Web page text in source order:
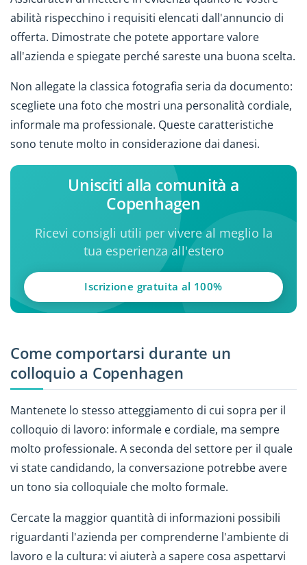
abilità rispecchino i requisiti elencati dall'annuncio di
offerta. Dimostrate che potete apportare valore
all'azienda e spiegate perché sareste una buona scelta.
Non allegate la classica fotografia seria da documento:
scegliete una foto che mostri una personalità cordiale,
informale ma professionale. Queste caratteristiche
sono tenute molto in considerazione dai danesi.
Unisciti alla comunità a
Copenhagen
Ricevi consigli utili per vivere al meglio la
tua esperienza all'estero
Iscrizione gratuita al 100%
Come comportarsi durante un
colloquio a Copenhagen
Mantenete lo stesso atteggiamento di cui sopra per il
colloquio di lavoro: informale e cordiale, ma sempre
molto professionale. A seconda del settore per il quale
vi state candidando, la conversazione potrebbe avere
un tono sia colloquiale che molto formale.
Cercate la maggior quantità di informazioni possibili
riguardanti l'azienda per comprenderne l'ambiente di
lavoro e la cultura: vi aiuterà a sapere cosa aspettarvi